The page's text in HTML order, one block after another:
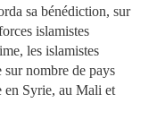
sa bénédiction, sur
islamistes
les islamistes
nombre de pays
en Syrie, au Mali et